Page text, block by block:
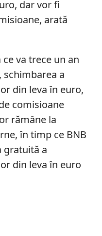
dar vor fi
arată
va trece un an
schimbarea a
din leva în euro,
comisioane
rămâne la
în timp ce BNB
gratuită a
din leva în euro